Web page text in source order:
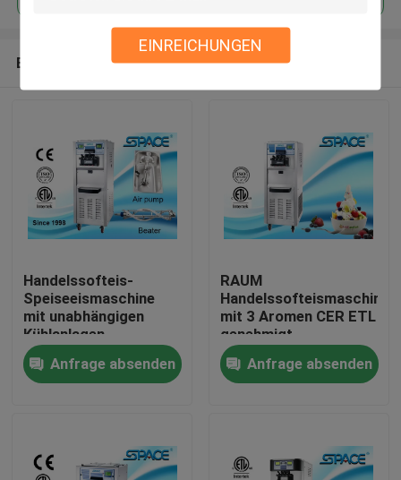
EINREICHUNGEN
Empfohlene Produkte
Handelssofteis-
Speiseeismaschine
mit unabhängigen
Kühlanlagen
Anfrage absenden
RAUM
Handelssofteismaschine
mit 3 Aromen CER ETL
genehmigt
Anfrage absenden